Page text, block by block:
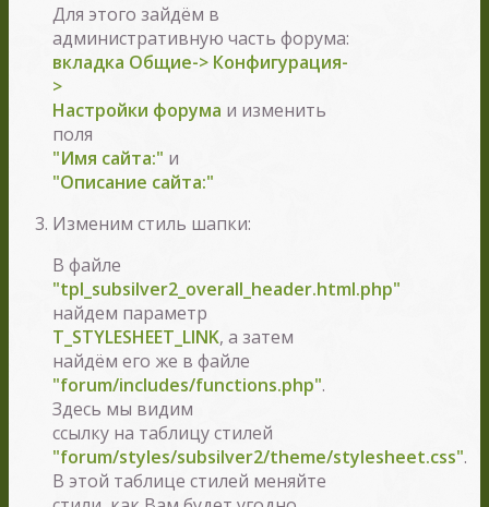
Для этого зайдём в
административную часть форума:
вкладка Общие-> Конфигурация-
>
Настройки форума и изменить
поля
"Имя сайта:" и
"Описание сайта:"
Изменим стиль шапки:
В файле
"tpl_subsilver2_overall_header.html.php"
найдем параметр
T_STYLESHEET_LINK, а затем
найдём его же в файле
"forum/includes/functions.php".
Здесь мы видим
ссылку на таблицу стилей
"forum/styles/subsilver2/theme/stylesheet.css".
В этой таблице стилей меняйте